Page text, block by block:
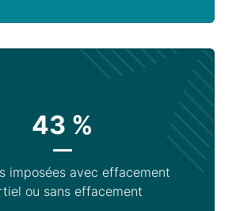
43 %
imposées avec effacement
ou sans effacement